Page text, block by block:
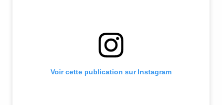
Voir cette publication sur Instagram